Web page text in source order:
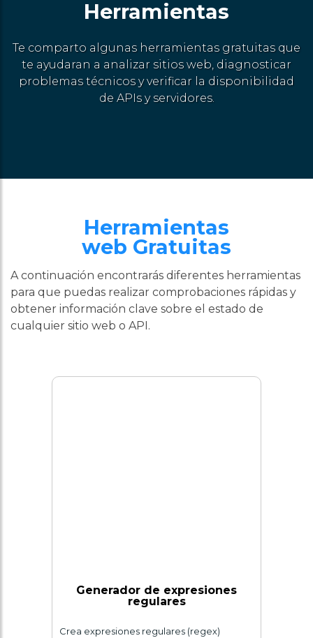
Herramientas
Te comparto algunas herramientas gratuitas que
te ayudaran a analizar sitios web, diagnosticar
problemas técnicos y verificar la disponibilidad
de APIs y servidores.
Herramientas
web Gratuitas
A continuación encontrarás diferentes herramientas
para que puedas realizar comprobaciones rápidas y
obtener información clave sobre el estado de
cualquier sitio web o API.
Generador de expresiones
regulares
Crea expresiones regulares (regex)